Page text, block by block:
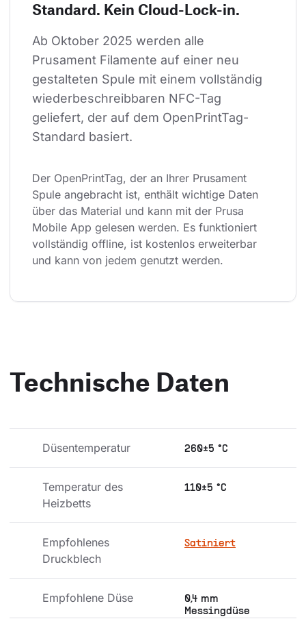
Standard. Kein Cloud-Lock-in.
Ab Oktober 2025 werden alle
Prusament Filamente auf einer neu
gestalteten Spule mit einem vollständig
wiederbeschreibbaren NFC-Tag
geliefert, der auf dem OpenPrintTag-
Standard basiert.
Der OpenPrintTag, der an Ihrer Prusament
Spule angebracht ist, enthält wichtige Daten
über das Material und kann mit der Prusa
Mobile App gelesen werden. Es funktioniert
vollständig offline, ist kostenlos erweiterbar
und kann von jedem genutzt werden.
Technische Daten
Düsentemperatur 260±5 °C
Temperatur des
Heizbetts
110±5 °C
Empfohlenes
Druckblech
Satiniert
Empfohlene Düse
0,4 mm
Messingdüse